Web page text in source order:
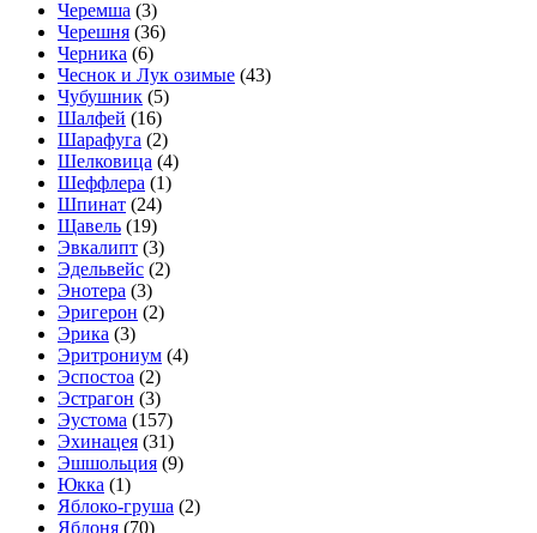
Черемша (3)
Черешня (36)
Черника (6)
Чеснок и Лук озимые (43)
Чубушник (5)
Шалфей (16)
Шарафуга (2)
Шелковица (4)
Шеффлера (1)
Шпинат (24)
Щавель (19)
Эвкалипт (3)
Эдельвейс (2)
Энотера (3)
Эригерон (2)
Эрика (3)
Эритрониум (4)
Эспостоа (2)
Эстрагон (3)
Эустома (157)
Эхинацея (31)
Эшшольция (9)
Юкка (1)
Яблоко-груша (2)
Яблоня (70)